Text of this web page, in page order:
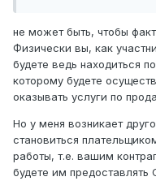
не может быть, чтобы
Физически вы, как
будете ведь находиться
которому будете
оказывать услуги по
Но у меня возникает
становиться
работы, т.е. вашим
будете им